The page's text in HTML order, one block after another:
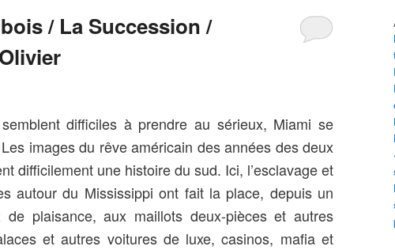
/ La Succession /
difficiles à prendre au sérieux, Miami se
images du rêve américain des années des deux
difficilement une histoire du sud. Ici, l’esclavage et
autour du Mississippi ont fait la place, depuis un
de plaisance, aux maillots deux-pièces et autres
et autres voitures de luxe, casinos, mafia et